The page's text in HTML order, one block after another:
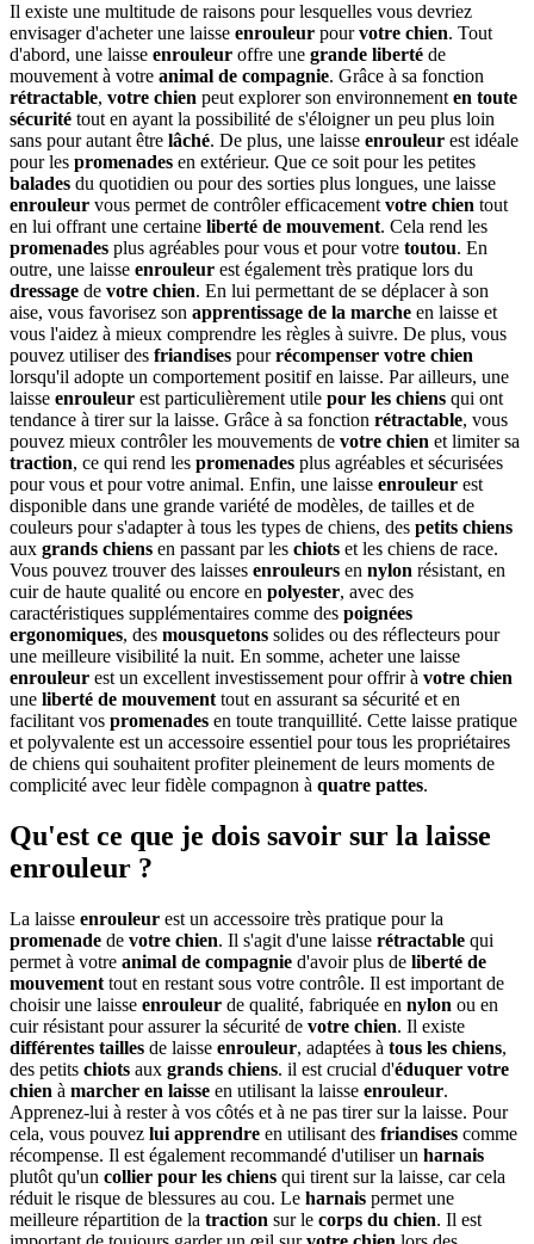
Il existe une multitude de raisons pour lesquelles vous devriez
envisager d'acheter une laisse enrouleur pourvotre chien. Tout
d'abord, une laisse enrouleur offre une grande liberté de
mouvement à votre animal de compagnie. Grâce à sa fonction
rétractable, votre chien peut explorer son environnementen toute
sécurité tout en ayant la possibilité de s'éloigner un peu plus loin
sans pour autant être lâché. De plus, une laisse enrouleur est idéale
pour les promenades en extérieur. Que ce soit pour les petites
balades du quotidien ou pour des sorties plus longues, une laisse
enrouleur vous permet de contrôler efficacementvotre chien tout
en lui offrant une certaine liberté de mouvement. Cela rend les
promenades plus agréables pour vous et pour votre toutou. En
outre, une laisse enrouleur est également très pratique lors du
dressage de votre chien. En lui permettant de se déplacer à son
aise, vous favorisez son apprentissage de la marche en laisse et
vous l'aidez à mieux comprendre les règles à suivre. De plus, vous
pouvez utiliser des friandises pourrécompenser votre chien
lorsqu'il adopte un comportement positif en laisse. Par ailleurs, une
laisse enrouleur est particulièrement utile pour les chiens qui ont
tendance à tirer sur la laisse. Grâce à sa fonction rétractable, vous
pouvez mieux contrôler les mouvements de votre chien et limiter sa
traction, ce qui rend les promenades plus agréables et sécurisées
pour vous et pour votre animal. Enfin, une laisse enrouleur est
disponible dans une grande variété de modèles, de tailles et de
couleurs pour s'adapter à tous les types de chiens, des petits chiens
aux grands chiens en passant par les chiots et les chiens de race.
Vous pouvez trouver des laisses enrouleurs en nylon résistant, en
cuir de haute qualité ou encore en polyester, avec des
caractéristiques supplémentaires comme des poignées
ergonomiques, des mousquetons solides ou des réflecteurs pour
une meilleure visibilité la nuit. En somme, acheter une laisse
enrouleur est un excellent investissement pour offrir à votre chien
une liberté de mouvementtout en assurant sa sécurité et en
facilitant vos promenades en toute tranquillité. Cette laisse pratique
et polyvalente est un accessoire essentiel pour tous les propriétaires
de chiens qui souhaitent profiter pleinement de leurs moments de
complicité avec leur fidèle compagnon à quatre pattes.
Qu'est ce que je dois savoir sur la laisse
enrouleur ?
La laisse enrouleur est un accessoire très pratique pour la
promenade de votre chien. Il s'agit d'une laisse rétractable qui
permet à votre animal de compagnie d'avoir plus de liberté de
mouvement tout en restant sous votre contrôle. Il est important de
choisir une laisse enrouleur de qualité, fabriquée en nylon ou en
cuir résistant pour assurer la sécurité de votre chien. Il existe
différentes tailles de laisse enrouleur, adaptées à tous les chiens,
des petits chiots aux grands chiens. il est crucial d'éduquer votre
chien à marcher en laisse en utilisant la laisse enrouleur.
Apprenez-lui à rester à vos côtés et à ne pas tirer sur la laisse. Pour
cela, vous pouvez lui apprendre en utilisant des friandises comme
récompense. Il est également recommandé d'utiliser un harnais
plutôt qu'un collier pour les chiens qui tirent sur la laisse, car cela
réduit le risque de blessures au cou. Le harnais permet une
meilleure répartition de la traction sur le corps du chien. Il est